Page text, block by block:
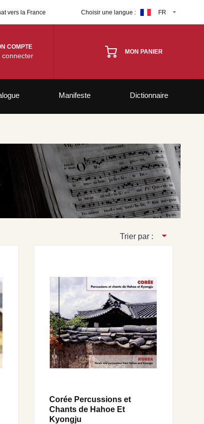
vers la France Choisir une langue : FR
COMPTE
connecter MON PANIER
Manifeste Dictionnaire
Trier par :
Corée Percussions et
Chants de Hahoe Et
Kyongju